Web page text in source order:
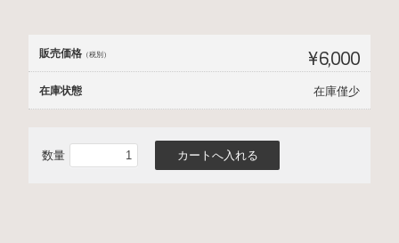
販売価格 （税別） ¥6,000
在庫状態 在庫僅少
数量